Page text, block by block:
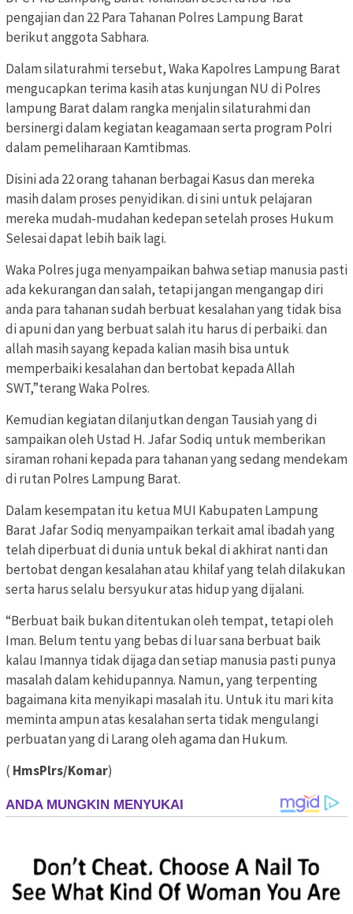
pengajian dan 22 Para Tahanan Polres Lampung Barat
berikut anggota Sabhara.
Dalam silaturahmi tersebut, Waka Kapolres Lampung Barat
mengucapkan terima kasih atas kunjungan NU di Polres
lampung Barat dalam rangka menjalin silaturahmi dan
bersinergi dalam kegiatan keagamaan serta program Polri
dalam pemeliharaan Kamtibmas.
Disini ada 22 orang tahanan berbagai Kasus dan mereka
masih dalam proses penyidikan. di sini untuk pelajaran
mereka mudah-mudahan kedepan setelah proses Hukum
Selesai dapat lebih baik lagi.
Waka Polres juga menyampaikan bahwa setiap manusia pasti
ada kekurangan dan salah, tetapi jangan mengangap diri
anda para tahanan sudah berbuat kesalahan yang tidak bisa
di apuni dan yang berbuat salah itu harus di perbaiki. dan
allah masih sayang kepada kalian masih bisa untuk
memperbaiki kesalahan dan bertobat kepada Allah
SWT,”terang Waka Polres.
Kemudian kegiatan dilanjutkan dengan Tausiah yang di
sampaikan oleh Ustad H. Jafar Sodiq untuk memberikan
siraman rohani kepada para tahanan yang sedang mendekam
di rutan Polres Lampung Barat.
Dalam kesempatan itu ketua MUI Kabupaten Lampung
Barat Jafar Sodiq menyampaikan terkait amal ibadah yang
telah diperbuat di dunia untuk bekal di akhirat nanti dan
bertobat dengan kesalahan atau khilaf yang telah dilakukan
serta harus selalu bersyukur atas hidup yang dijalani.
“Berbuat baik bukan ditentukan oleh tempat, tetapi oleh
Iman. Belum tentu yang bebas di luar sana berbuat baik
kalau Imannya tidak dijaga dan setiap manusia pasti punya
masalah dalam kehidupannya. Namun, yang terpenting
bagaimana kita menyikapi masalah itu. Untuk itu mari kita
meminta ampun atas kesalahan serta tidak mengulangi
perbuatan yang di Larang oleh agama dan Hukum.
( HmsPlrs/Komar)